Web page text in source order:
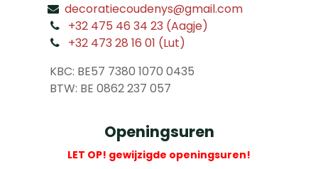
decoratiecoudenys@gmail.com
+32 475 46 34 23 (Aagje)
+32 473 28 16 01 (Lut)
KBC: BE57 7380 1070 0435
​ BTW: BE 0862 237 057
Openingsuren
LET OP! gewijzigde openingsuren!